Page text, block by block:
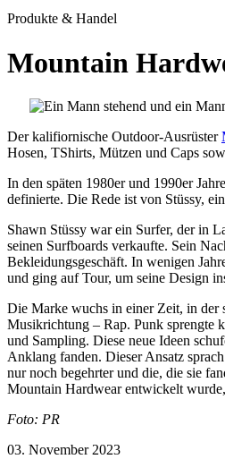
Produkte & Handel
Mountain
Der kalifiornische Outdoor-Ausrüster
Hosen, TShirts, Mützen und Caps
In den späten 1980er und 1990er
definierte. Die Rede ist von Stüssy,
Shawn Stüssy war ein Surfer, der in
seinen Surfboards verkaufte. Sein
Bekleidungsgeschäft. In wenigen
und ging auf Tour, um seine Design
Die Marke wuchs in einer Zeit, in der
Musikrichtung – Rap. Punk sprengte
und Sampling. Diese neue Ideen
Anklang fanden. Dieser Ansatz
nur noch begehrter und die, die sie
Mountain Hardwear entwickelt
Foto: PR
03. November 2023